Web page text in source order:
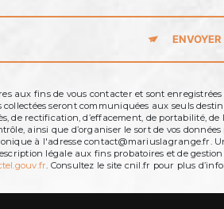
ENVOYER
aux fins de vous contacter et sont
seront communiquées aux seuls
de rectification, d’effacement, de portabilité,
ainsi que d’organiser le sort de vos
à l'adresse
légale aux fins probatoires et de
. Consultez le site cnil.fr pour plus